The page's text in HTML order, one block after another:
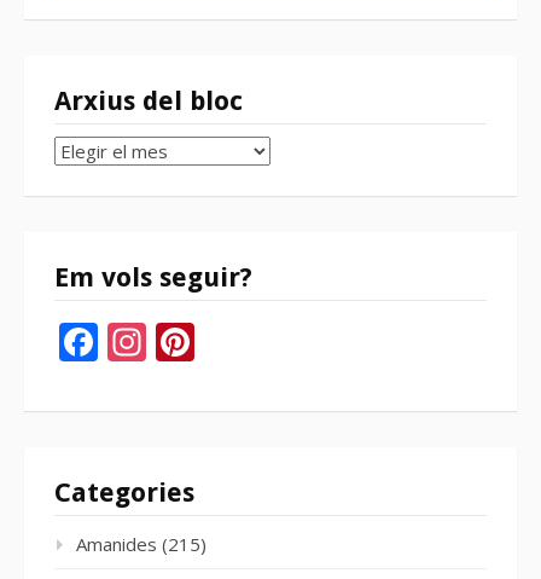
Arxius del bloc
Arxius
bloc
Em vols seguir?
Facebook
Instagram
Categories
Amanides (215)